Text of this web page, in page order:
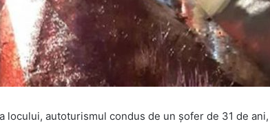
locului, autoturismul condus de un șofer de 31 de